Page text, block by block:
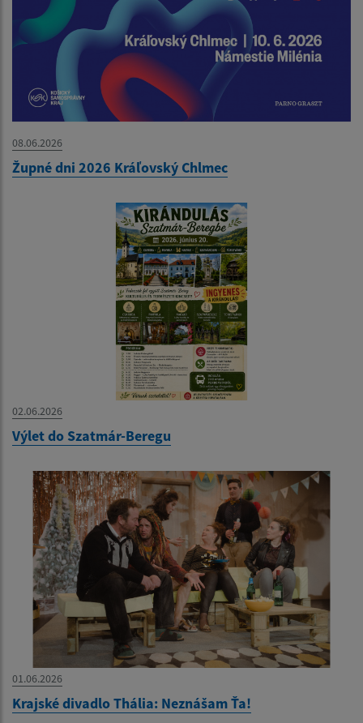
08.06.2026
Župné dni 2026 Kráľovský Chlmec
02.06.2026
Výlet do Szatmár-Beregu
01.06.2026
Krajské divadlo Thália: Neznášam Ťa!